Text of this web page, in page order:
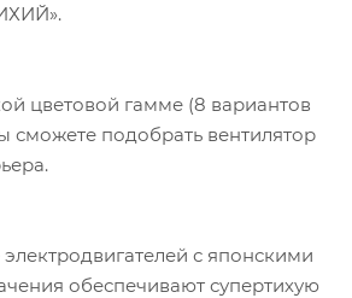
цветовой гамме (8 вариантов
сможете подобрать вентилятор
с японскими
обеспечивают супертихую